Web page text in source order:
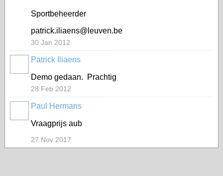
Sportbeheerder
patrick.iliaens@leuven.be
30 Jan 2012
Patrick Iliaens
Demo gedaan. Prachtig
28 Feb 2012
Paul Hermans
Vraagprijs aub
27 Nov 2017